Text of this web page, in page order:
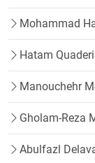
Mohammad
Hatam Quaderi
Manouchehr
Gholam-Reza
Abulfazl